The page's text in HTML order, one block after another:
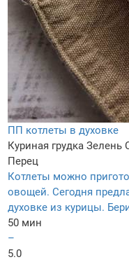
ПП котлеты в духовке
Куриная грудка Зелень
Перец
Котлеты можно
овощей. Сегодня
духовке из курицы.
50 мин
–
5.0